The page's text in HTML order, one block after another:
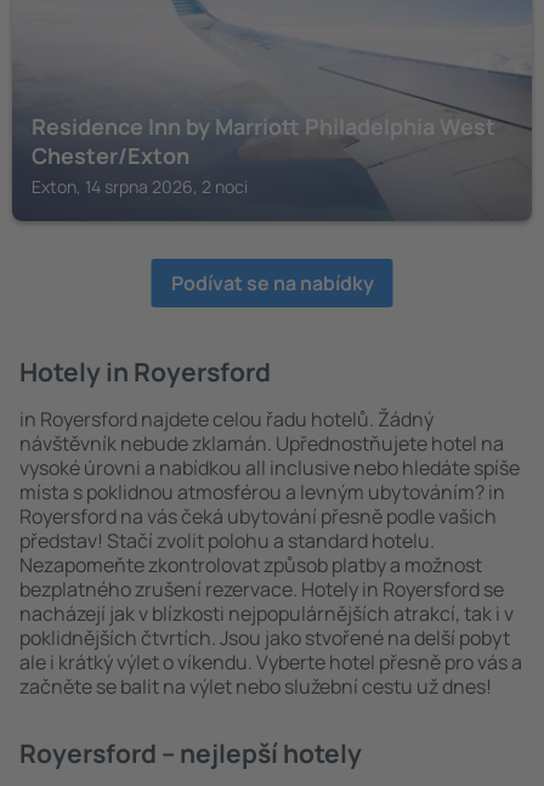
Residence Inn by Marriott Philadelphia West
Chester/Exton
Exton, 14 srpna 2026, 2 noci
Podívat se na nabídky
Hotely in Royersford
in Royersford najdete celou řadu hotelů. Žádný
návštěvník nebude zklamán. Upřednostňujete hotel na
vysoké úrovni a nabídkou all inclusive nebo hledáte spíše
místa s poklidnou atmosférou a levným ubytováním? in
Royersford na vás čeká ubytování přesně podle vašich
představ! Stačí zvolit polohu a standard hotelu.
Nezapomeňte zkontrolovat způsob platby a možnost
bezplatného zrušení rezervace. Hotely in Royersford se
nacházejí jak v blízkosti nejpopulárnějších atrakcí, tak i v
poklidnějších čtvrtích. Jsou jako stvořené na delší pobyt
ale i krátký výlet o víkendu. Vyberte hotel přesně pro vás a
začněte se balit na výlet nebo služební cestu už dnes!
Royersford – nejlepší hotely